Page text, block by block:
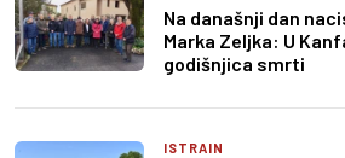
Na današnji dan
Marka Zeljka: U
godišnjica smrti
ISTRAIN